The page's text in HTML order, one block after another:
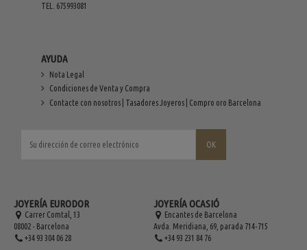
TEL. 675993081
AYUDA
Nota Legal
Condiciones de Venta y Compra
Contacte con nosotros | Tasadores Joyeros | Compro oro Barcelona
JOYERÍA EURODOR
Carrer Comtal, 13
08002 - Barcelona
+34 93 304 06 28
JOYERÍA OCASIÓ
Encantes de Barcelona
Avda. Meridiana, 69, parada 714-715
+34 93 231 84 76